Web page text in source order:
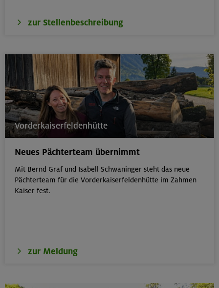
zur Stellenbeschreibung
Vorderkaiserfeldenhütte
Neues Pächterteam übernimmt
Mit Bernd Graf und Isabell Schwaninger steht das neue
Pächterteam für die Vorderkaiserfeldenhütte im Zahmen
Kaiser fest.
zur Meldung